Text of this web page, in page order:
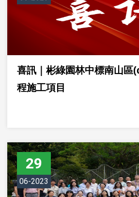
喜訊｜彬綠園林中標南山區
程施工項目
29
06-2023